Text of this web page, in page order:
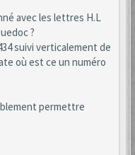
avec les lettres H.L
?
suivi verticalement de
où est ce un numéro
permettre